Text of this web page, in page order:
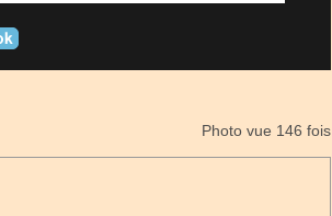
Photo vue 146 fois